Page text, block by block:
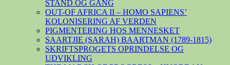
STAND OG GANG
OUT-OF AFRICA II – HOMO SAPIENS’
KOLONISERING AF VERDEN
PIGMENTERING HOS MENNESKET
SAARTJIE (SARAH) BAARTMAN (1789-1815)
SKRIFTSPROGETS OPRINDELSE OG
UDVIKLING